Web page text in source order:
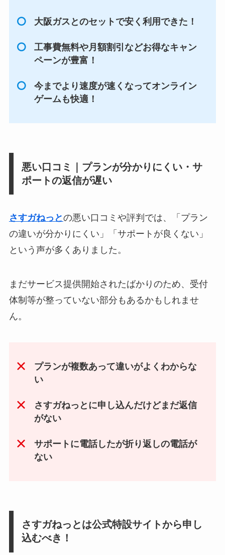
大阪ガスとのセットで安く利用できた！
工事費無料や月額割引などお得なキャン
ペーンが豊富！
今までより速度が速くなってオンライン
ゲームも快適！
悪い口コミ｜プランが分かりにくい・サ
ポートの返信が遅い
さすガねっとの悪い口コミや評判では、「プラン
の違いが分かりにくい」「サポートが良くない」
という声が多くありました。
まだサービス提供開始されたばかりのため、受付
体制等が整っていない部分もあるかもしれませ
ん。
プランが複数あって違いがよくわからな
い
さすガねっとに申し込んだけどまだ返信
がない
サポートに電話したが折り返しの電話が
ない
さすガねっとは公式特設サイトから申し
込むべき！